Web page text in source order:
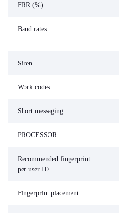
FRR (%)
Baud rates
Siren
Work codes
Short messaging
PROCESSOR
Recommended fingerprint
per user ID
Fingerprint placement